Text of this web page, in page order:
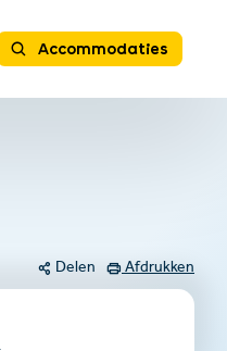
Accommodaties
Delen Afdrukken